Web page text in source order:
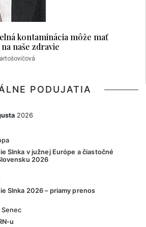
kontaminácia môže mať
naše zdravie
PODUJATIA
2026
Slnka v južnej Európe a čiastočné
2026
Slnka 2026 – priamy prenos
Senec
u